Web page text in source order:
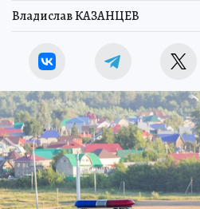
Владислав КАЗАНЦЕВ